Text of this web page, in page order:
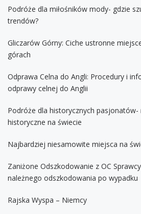
Podróże dla miłośników mody- gdzie
trendów?
Gliczarów Górny: Ciche ustronne
górach
Odprawa Celna do Angli: Procedury i
odprawy celnej do Anglii
Podróże dla historycznych pasjonatów-
historyczne na świecie
Najbardziej niesamowite miejsca na
Zaniżone Odszkodowanie z OC
należnego odszkodowania po wypadku
Rajska Wyspa – Niemcy